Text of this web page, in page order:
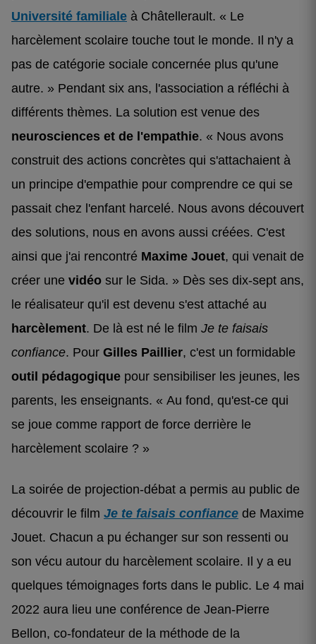
Université familiale à Châtellerault. « Le
harcèlement scolaire touche tout le monde. Il n'y a
pas de catégorie sociale concernée plus qu'une
autre. » Pendant six ans, l'association a réfléchi à
différents thèmes. La solution est venue des
neurosciences et de l'empathie. « Nous avons
construit des actions concrètes qui s'attachaient à
un principe d'empathie pour comprendre ce qui se
passait chez l'enfant harcelé. Nous avons découvert
des solutions, nous en avons aussi créées. C'est
ainsi que j'ai rencontré Maxime Jouet, qui venait de
créer une vidéo sur le Sida. » Dès ses dix-sept ans,
le réalisateur qu'il est devenu s'est attaché au
harcèlement. De là est né le film Je te faisais
confiance. Pour Gilles Paillier, c'est un formidable
outil pédagogique pour sensibiliser les jeunes, les
parents, les enseignants. « Au fond, qu'est-ce qui
se joue comme rapport de force derrière le
harcèlement scolaire ? »
La soirée de projection-débat a permis au public de
découvrir le film Je te faisais confiance de Maxime
Jouet. Chacun a pu échanger sur son ressenti ou
son vécu autour du harcèlement scolaire. Il y a eu
quelques témoignages forts dans le public. Le 4 mai
2022 aura lieu une conférence de Jean-Pierre
Bellon, co-fondateur de la méthode de la